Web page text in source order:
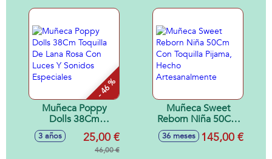
- 46 %
Muñeca Poppy
Dolls 38Cm
Toquilla De Lana
Rosa Con Luces Y
Sonidos Especiales
3 años 25,00 €
46,00 €
Muñeca Sweet
Reborn Niña 50Cm
Con Toquilla
Pijama, Hecho
36 meses 145,00 €